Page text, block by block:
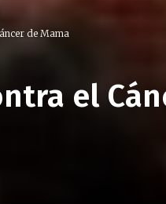
de Mama
el